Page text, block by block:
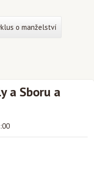
a Sboru a
o manželství